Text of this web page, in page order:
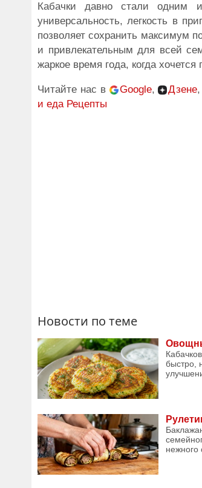
Кабачки давно стали одним
универсальность, легкость в
позволяет сохранить максимум
и привлекательным для всей
жаркое время года, когда
Читайте нас в Google, Дзене
и еда Рецепты
Новости по теме
быстро,
нежного